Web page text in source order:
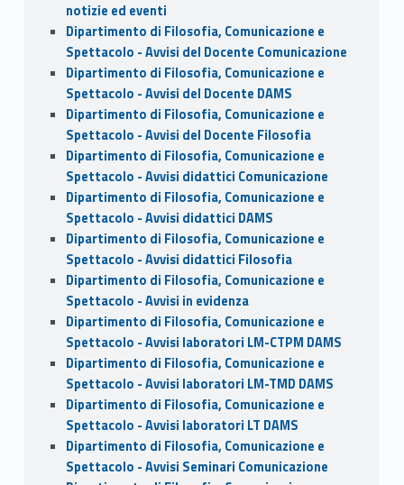
notizie ed eventi
Dipartimento di Filosofia, Comunicazione e
Spettacolo - Avvisi del Docente Comunicazione
Dipartimento di Filosofia, Comunicazione e
Spettacolo - Avvisi del Docente DAMS
Dipartimento di Filosofia, Comunicazione e
Spettacolo - Avvisi del Docente Filosofia
Dipartimento di Filosofia, Comunicazione e
Spettacolo - Avvisi didattici Comunicazione
Dipartimento di Filosofia, Comunicazione e
Spettacolo - Avvisi didattici DAMS
Dipartimento di Filosofia, Comunicazione e
Spettacolo - Avvisi didattici Filosofia
Dipartimento di Filosofia, Comunicazione e
Spettacolo - Avvisi in evidenza
Dipartimento di Filosofia, Comunicazione e
Spettacolo - Avvisi laboratori LM-CTPM DAMS
Dipartimento di Filosofia, Comunicazione e
Spettacolo - Avvisi laboratori LM-TMD DAMS
Dipartimento di Filosofia, Comunicazione e
Spettacolo - Avvisi laboratori LT DAMS
Dipartimento di Filosofia, Comunicazione e
Spettacolo - Avvisi Seminari Comunicazione